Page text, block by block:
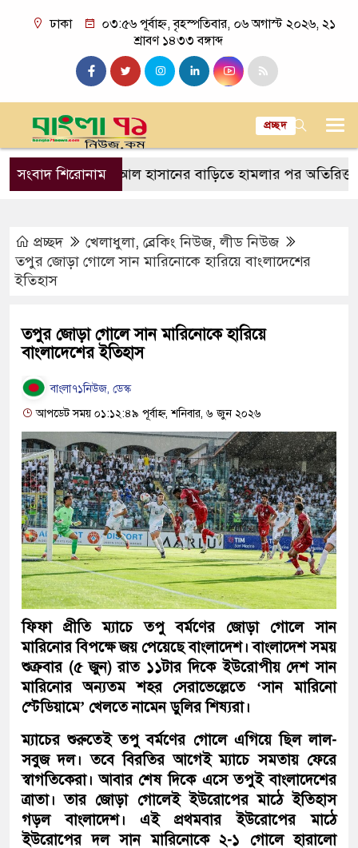
ঢাকা
০৩:৫৬ পূর্বাহ্ন, বৃহস্পতিবার, ০৬ অগাস্ট ২০২৬, ২১
শ্রাবণ ১৪৩৩ বঙ্গাব্দ
প্রচ্ছদ
সংবাদ শিরোনাম
সাকিব আল হাসানের বাড়িতে হামলার পর অতিরিক্ত পুলিশ
প্রচ্ছদ খেলাধুলা, ব্রেকিং নিউজ,লীড নিউজ
তপুর জোড়া গোলে সান মারিনোকে হারিয়ে বাংলাদেশের
ইতিহাস
তপুর জোড়া গোলে সান মারিনোকে হারিয়ে
বাংলাদেশের ইতিহাস
বাংলা৭১নিউজ, ডেস্ক
আপডেট সময় ০১:১২:৪৯ পূর্বাহ্ন, শনিবার, ৬ জুন ২০২৬
ফিফা প্রীতি ম্যাচে তপু বর্মণের জোড়া গোলে সান
মারিনোর বিপক্ষে জয় পেয়েছে বাংলাদেশ। বাংলাদেশ সময়
শুক্রবার (৫ জুন) রাত ১১টার দিকে ইউরোপীয় দেশ সান
মারিনোর অন্যতম শহর সেরাভেল্লেতে ‘সান মারিনো
স্টেডিয়ামে’ খেলতে নামেন ডুলির শিষ্যরা।
ম্যাচের শুরুতেই তপু বর্মণের গোলে এগিয়ে ছিল লাল-
সবুজ দল। তবে বিরতির আগেই ম্যাচে সমতায় ফেরে
স্বাগতিকেরা। আবার শেষ দিকে এসে তপুই বাংলাদেশের
ত্রাতা। তার জোড়া গোলেই ইউরোপের মাঠে ইতিহাস
গড়ল বাংলাদেশ। এই প্রথমবার ইউরোপের মাঠে
ইউরোপের দল সান মারিনোকে ২-১ গোলে হারালো